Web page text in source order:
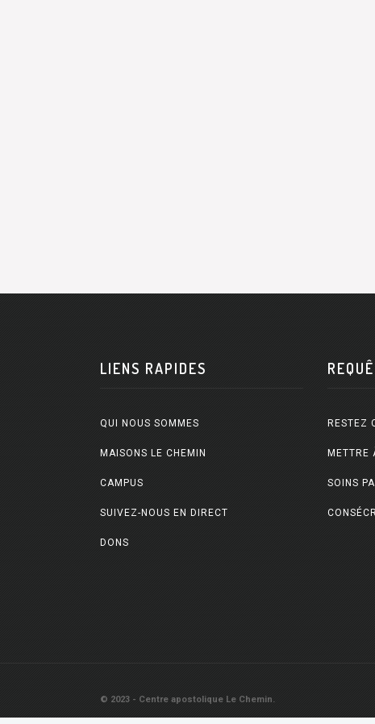
LIENS RAPIDES
QUI NOUS SOMMES
MAISONS LE CHEMIN
CAMPUS
SUIVEZ-NOUS EN DIRECT
DONS
RESTEZ
METTRE
SOINS
© 2023 - Centre apostolique Le Chemin.